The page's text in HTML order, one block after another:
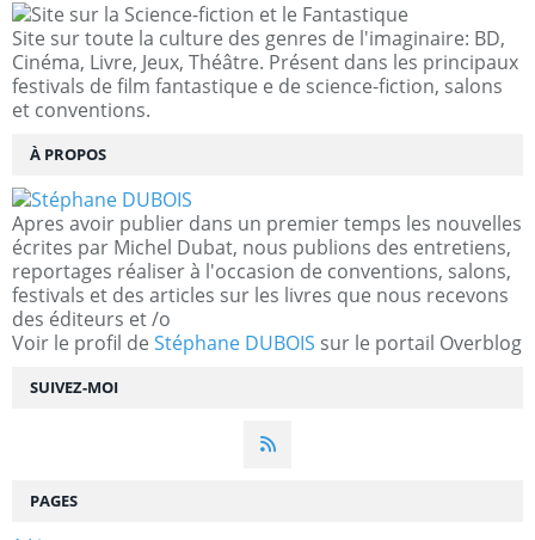
SUIVEZ-MOI
Site sur toute la culture des genres de l'imaginaire: BD,
Cinéma, Livre, Jeux, Théâtre. Présent dans les principaux
festivals de film fantastique e de science-fiction, salons
et conventions.
À PROPOS
Apres avoir publier dans un premier temps les nouvelles
écrites par Michel Dubat, nous publions des entretiens,
reportages réaliser à l'occasion de conventions, salons,
festivals et des articles sur les livres que nous recevons
des éditeurs et /o
Voir le profil de Stéphane DUBOIS sur le portail Overblog
PAGES